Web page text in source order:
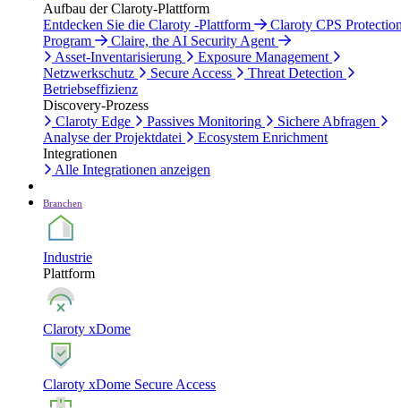
Aufbau der Claroty-Plattform
Entdecken Sie die Claroty -Plattform
Claroty CPS
Program
Claire, the AI Security Agent
Asset-Inventarisierung
Exposure Management
Netzwerkschutz
Secure Access
Threat Detection
Betriebseffizienz
Discovery-Prozess
Claroty Edge
Passives Monitoring
Sichere Abfragen
Analyse der Projektdatei
Ecosystem Enrichment
Integrationen
Alle Integrationen anzeigen
Branchen
Industrie
Plattform
Claroty xDome
Claroty xDome Secure Access